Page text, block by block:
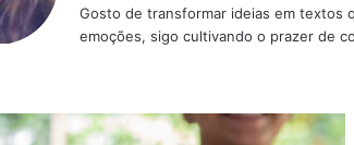
Gosto de transformar ideias em textos
emoções, sigo cultivando o prazer de